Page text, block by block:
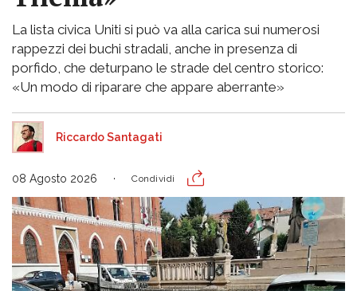
La lista civica Uniti si può va alla carica sui numerosi
rappezzi dei buchi stradali, anche in presenza di
porfido, che deturpano le strade del centro storico:
«Un modo di riparare che appare aberrante»
Riccardo Santagati
08 Agosto 2026 Condividi